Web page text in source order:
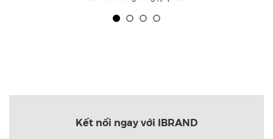
Kết nối ngay với IBRAND